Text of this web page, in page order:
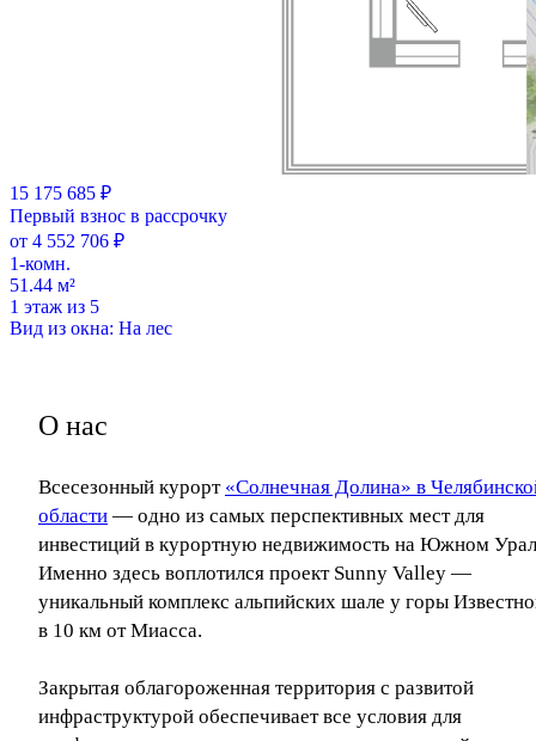
15 175 685 ₽
Первый взнос в рассрочку
от 4 552 706 ₽
1-комн.
51.44 м²
1 этаж из 5
Вид из окна: На лес
О нас
Всесезонный курорт «Солнечная Долина» в
области — одно из самых перспективных мест для
инвестиций в курортную недвижимость на Южном
Именно здесь воплотился проект Sunny Valley —
уникальный комплекс альпийских шале у горы
в 10 км от Миасса.
Закрытая облагороженная территория с развитой
инфраструктурой обеспечивает все условия для